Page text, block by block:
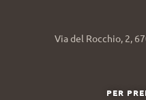
Via del Rocchio, 2,
PER